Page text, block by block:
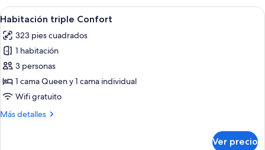
Deluxe
Abrir
todas
las
fotos
de
Habitación
triple
Una habitación de hotel con dos
10
Habitación triple Confort
323 pies cuadrados
1 habitación
3 personas
1 cama Queen y 1 cama individual
Wifi gratuito
Más detalles
Más
Ver precio